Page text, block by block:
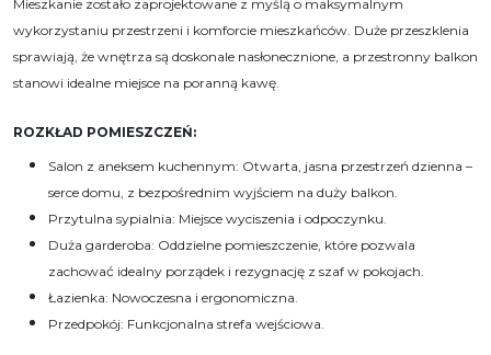
Mieszkanie zostało zaprojektowane z myślą o maksymalnym
wykorzystaniu przestrzeni i komforcie mieszkańców. Duże przeszklenia
sprawiają, że wnętrza są doskonale nasłonecznione, a przestronny balkon
stanowi idealne miejsce na poranną kawę.
ROZKŁAD POMIESZCZEŃ:
Salon z aneksem kuchennym: Otwarta, jasna przestrzeń dzienna –
serce domu, z bezpośrednim wyjściem na duży balkon.
Przytulna sypialnia: Miejsce wyciszenia i odpoczynku.
Duża garderoba: Oddzielne pomieszczenie, które pozwala
zachować idealny porządek i rezygnację z szaf w pokojach.
Łazienka: Nowoczesna i ergonomiczna.
Przedpokój: Funkcjonalna strefa wejściowa.